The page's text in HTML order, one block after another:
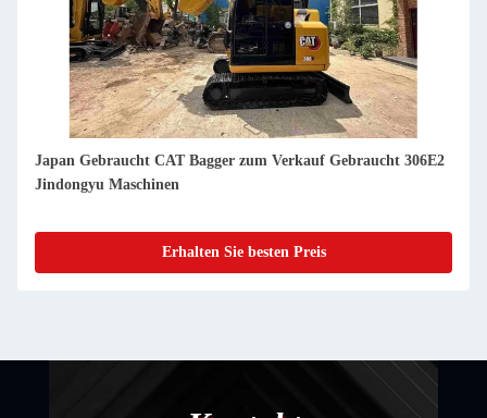
Japan Gebraucht CAT Bagger zum Verkauf Gebraucht 330GC
Jindongyu Maschinen
Erhalten Sie besten Preis